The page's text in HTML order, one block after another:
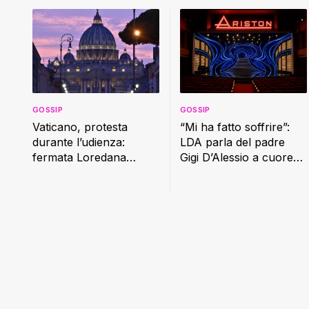
Vaticano, protesta
durante l’udienza:
fermata Loredana
GOSSIP
“Mi ha fatto soffrire”:
LDA parla del padre
Gigi D’Alessio a cuore
GOSSIP